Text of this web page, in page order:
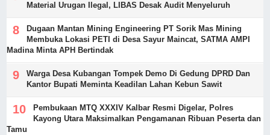
Material Urugan Ilegal, LIBAS Desak Audit Menyeluruh
Dugaan Mantan Mining Engineering PT Sorik Mas Mining
Membuka Lokasi PETI di Desa Sayur Maincat, SATMA AMPI
Madina Minta APH Bertindak
Warga Desa Kubangan Tompek Demo Di Gedung DPRD Dan
Kantor Bupati Meminta Keadilan Lahan Kebun Sawit
Pembukaan MTQ XXXIV Kalbar Resmi Digelar, Polres
Kayong Utara Maksimalkan Pengamanan Ribuan Peserta dan
Tamu